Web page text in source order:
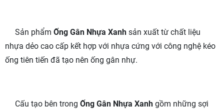
Sản phẩm Ống Gân Nhựa Xanh sản xuất từ chất liệu
nhựa dẻo cao cấp kết hợp với nhựa cứng với công nghệ kéo
ống tiên tiến đã tạo nên ống gân nhự.
Cấu tạo bên trong Ống Gân Nhựa Xanh gồm những sợi